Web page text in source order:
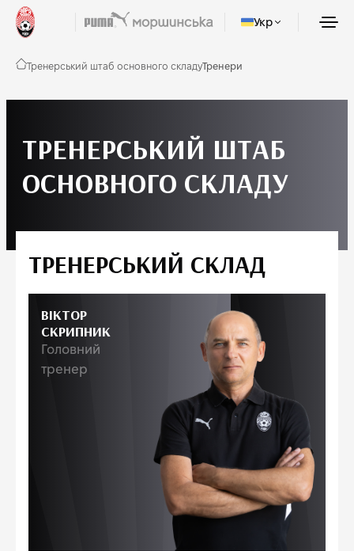
Укр
Тренерський штаб основного складуТренери
ТРЕНЕРСЬКИЙ ШТАБ
ОСНОВНОГО СКЛАДУ
ТРЕНЕРСЬКИЙ СКЛАД
ВІКТОР
СКРИПНИК
Головний
тренер